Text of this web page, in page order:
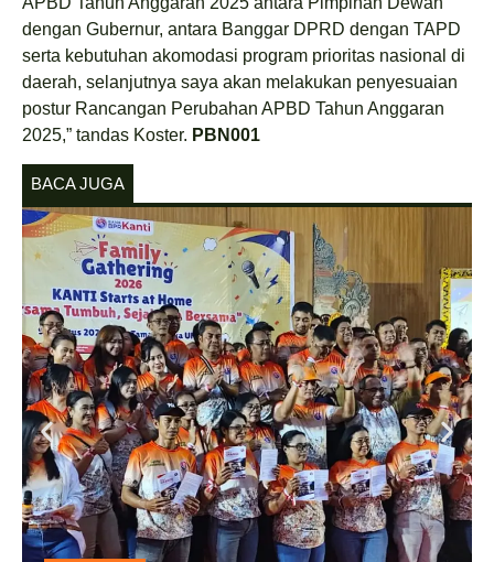
dengan Gubernur, antara Banggar DPRD dengan TAPD
serta kebutuhan akomodasi program prioritas nasional di
daerah, selanjutnya saya akan melakukan penyesuaian
postur Rancangan Perubahan APBD Tahun Anggaran
2025,” tandas Koster. PBN001
BACA JUGA